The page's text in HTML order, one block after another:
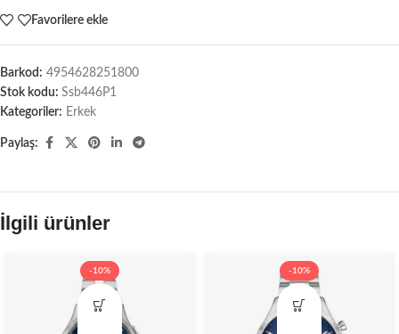
Favorilere ekle
Barkod: 4954628251800
Stok kodu: Ssb446P1
Kategoriler: Erkek
Paylaş:
İlgili ürünler
-10% -10%